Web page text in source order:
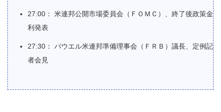
27:00： 米連邦公開市場委員会（ＦＯＭＣ）、終了後政策金
利発表
27:30： パウエル米連邦準備理事会（ＦＲＢ）議長、定例記
者会見